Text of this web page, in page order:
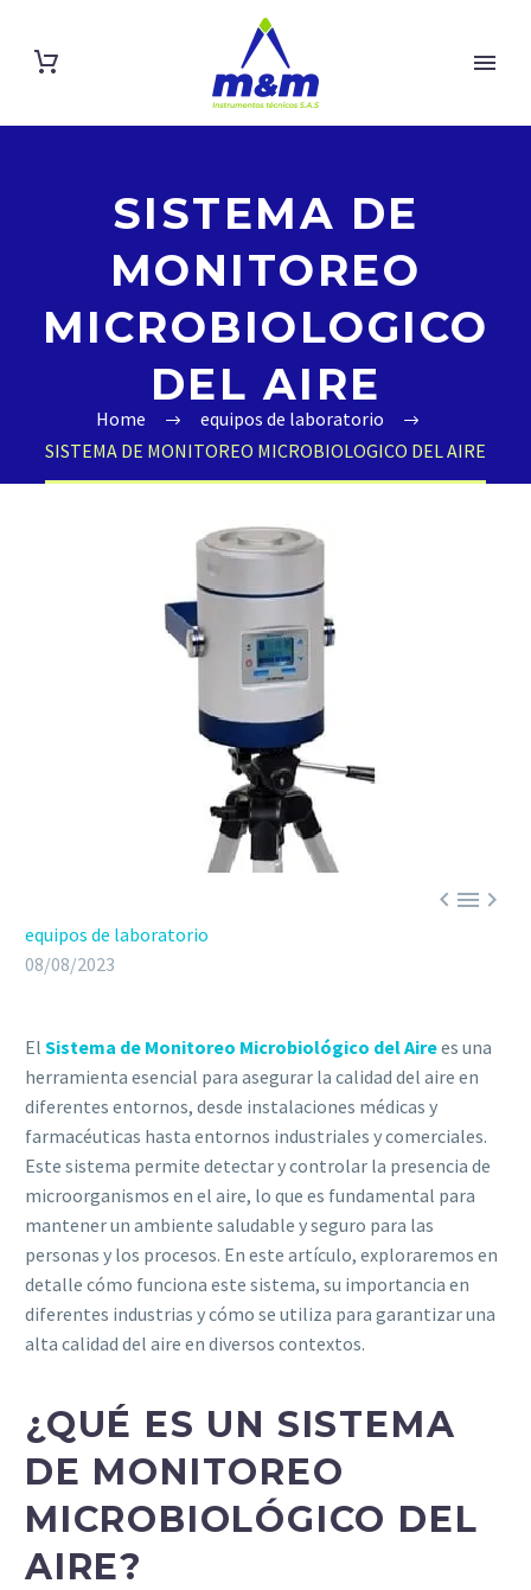
SISTEMA DE
MONITOREO
MICROBIOLOGICO
DEL AIRE
Home
equipos de laboratorio
SISTEMA DE MONITOREO MICROBIOLOGICO DEL AIRE

equipos de laboratorio
08/08/2023
El Sistema de Monitoreo Microbiológico del Airees una
herramienta esencial para asegurar la calidad del aire en
diferentes entornos, desde instalaciones médicas y
farmacéuticas hasta entornos industriales y comerciales.
Este sistema permite detectar y controlar la presencia de
microorganismos en el aire, lo que es fundamental para
mantener un ambiente saludable y seguro para las
personas y los procesos. En este artículo, exploraremos en
detalle cómo funciona este sistema, su importancia en
diferentes industrias y cómo se utiliza para garantizar una
alta calidad del aire en diversos contextos.
¿QUÉ ES UN SISTEMA
DE MONITOREO
MICROBIOLÓGICO DEL
AIRE?